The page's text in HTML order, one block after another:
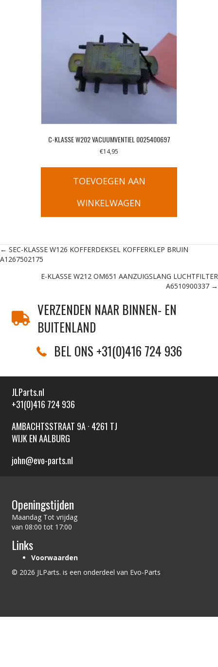
C-KLASSE W202 VACUUMVENTIEL 0025400697
€14,95
TOEVOEGEN AAN
WINKELWAGEN
Posts
navigation
← SEC-KLASSE W126 KOFFERDEKSEL KOFFERKLEP BRUIN
A1267502175
E-KLASSE W212 OM651 AANZUIGSLANG LUCHTFILTER
A6510900337 →
VERZENDEN NAAR BINNEN- EN
BUITENLAND
BEL ONS +31(0)416 724 936
JLParts.nl
+31(0)416 724 936
AMBACHTSSTRAAT 9A · 4261 TJ
WIJK EN AALBURG
john@evo-parts.nl
Openingstijden
Maandag Tot vrijdag
van 08:00 tot 17:00
Links
Voorwaarden
© 2026 JLParts. is een onderdeel van Evo-Parts